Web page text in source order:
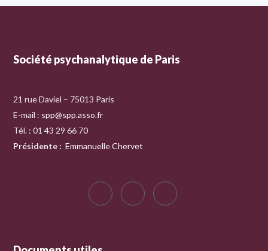
Société psychanalytique de Paris
21 rue Daviel – 75013 Paris
E-mail : spp@spp.asso.fr
Tél. : 01 43 29 66 70
Présidente : Emmanuelle Chervet